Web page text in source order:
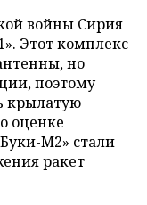
войны Сирия
Этот комплекс
но
поэтому
крылатую
оценке
М2» стали
ракет